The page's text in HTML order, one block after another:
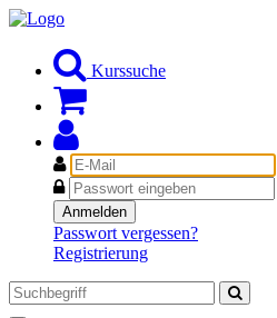
Kurssuche
E-
Mail
Passwort
Anmelden
Passwort vergessen?
Registrierung